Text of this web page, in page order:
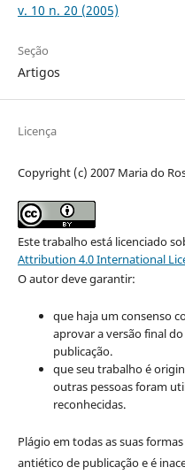
v. 10 n. 20 (2005)
Seção
Artigos
Licença
Copyright (c) 2007 Maria do
Este trabalho está licenciado
Attribution 4.0 International
O autor deve garantir:
que haja um consenso
aprovar a versão final
publicação.
que seu trabalho é
outras pessoas foram
reconhecidas.
Plágio em todas as suas
antiético de publicação e é